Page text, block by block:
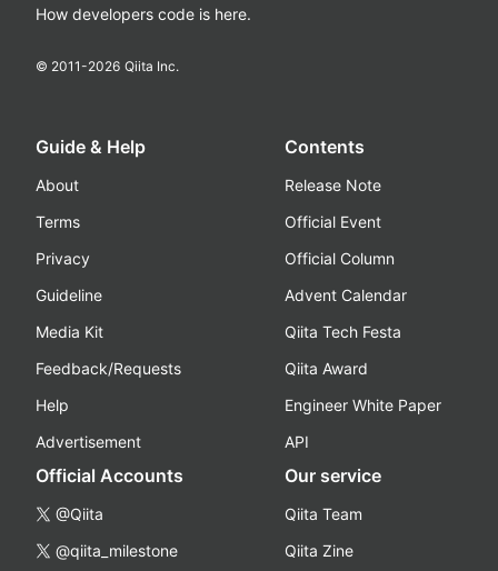
How developers code is here.
© 2011-2026 Qiita Inc.
Guide & Help
About
Terms
Privacy
Guideline
Media Kit
Feedback/Requests
Help
Advertisement
Contents
Release Note
Official Event
Official Column
Advent Calendar
Qiita Tech Festa
Qiita Award
Engineer White Paper
API
Official Accounts
@Qiita
@qiita_milestone
Our service
Qiita Team
Qiita Zine